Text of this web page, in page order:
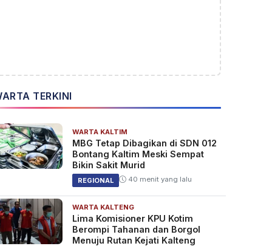
TERKINI
WARTA KALTIM
MBG Tetap Dibagikan di SDN 012
Bontang Kaltim Meski Sempat
Bikin Sakit Murid
REGIONAL 40 menit yang lalu
WARTA KALTENG
Lima Komisioner KPU Kotim
Berompi Tahanan dan Borgol
Menuju Rutan Kejati Kalteng